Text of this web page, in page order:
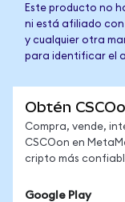
Este producto no
ni está afiliado con
y cualquier otra
para identificar el
Obtén
Compra, vende,
CSCOon en
cripto más
Google Play